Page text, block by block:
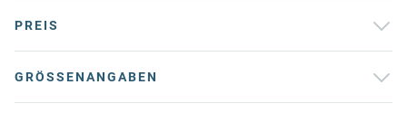
PREIS
GRÖSSENANGABEN